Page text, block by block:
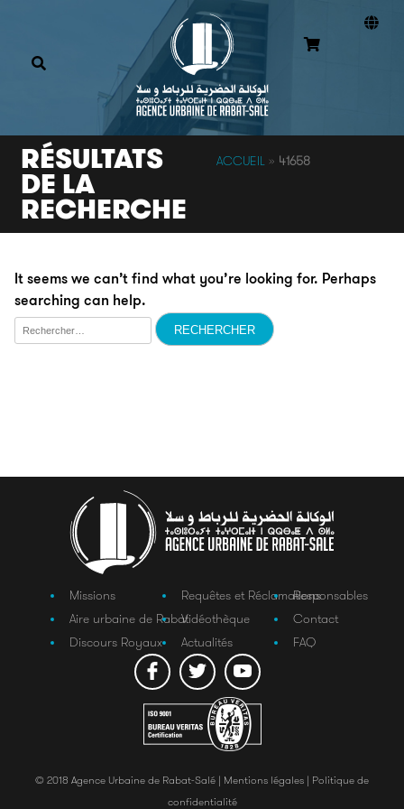
RÉSULTATS
DE LA
RECHERCHE
ACCUEIL » 41658
It seems we can’t find what you’re looking for. Perhaps
searching can help.
Rechercher :
Missions
Aire urbaine de Rabat
Discours Royaux
Requêtes et Réclamations
Vidéothèque
Actualités
Responsables
Contact
FAQ
© 2018 Agence Urbaine de Rabat-Salé | Mentions légales | Politique de
confidentialité